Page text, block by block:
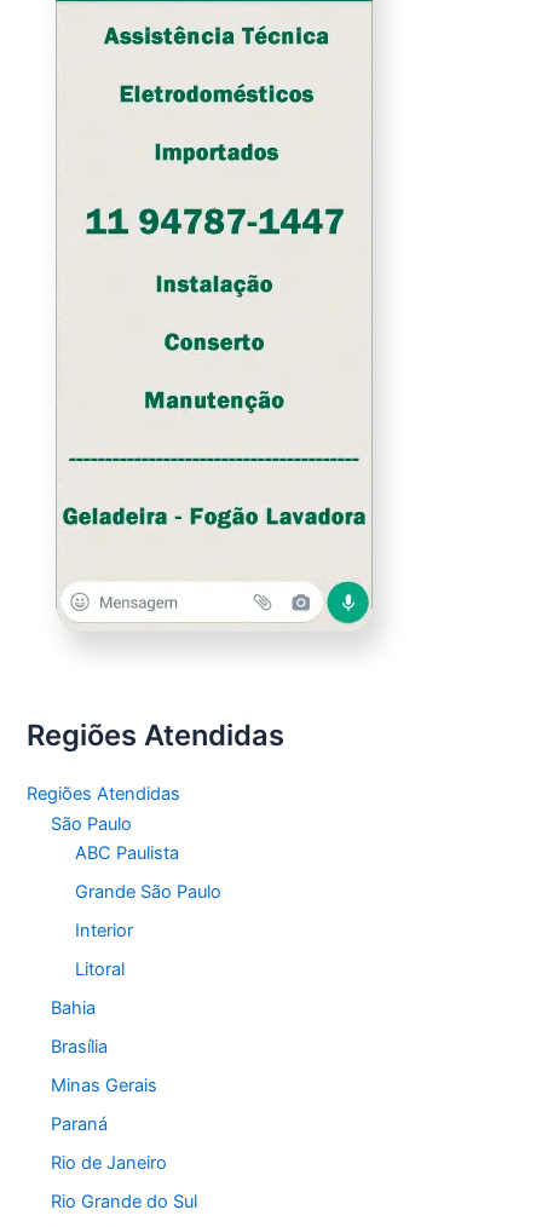
Regiões Atendidas
Regiões Atendidas
São Paulo
ABC Paulista
Grande São Paulo
Interior
Litoral
Bahia
Brasília
Minas Gerais
Paraná
Rio de Janeiro
Rio Grande do Sul